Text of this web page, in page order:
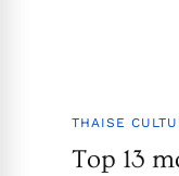
THAISE
Top 13